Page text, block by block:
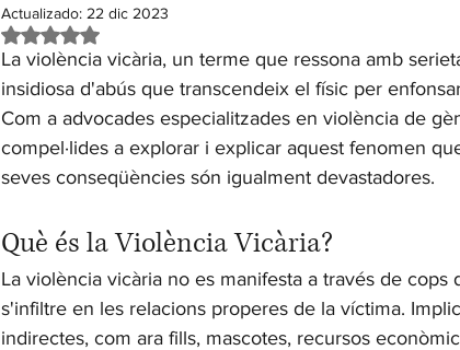
Actualizado: 22 dic 2023
Obtuvo NaN de 5 estrellas.
La violència vicària, un terme que ressona amb
insidiosa d'abús que transcendeix el físic per
Com a advocades especialitzades en violència de
compel·lides a explorar i explicar aquest fenomen
seves conseqüències són igualment devastadores.
Què és la Violència Vicària?
La violència vicària no es manifesta a través de
s'infiltre en les relacions properes de la víctima.
indirectes, com ara fills, mascotes, recursos